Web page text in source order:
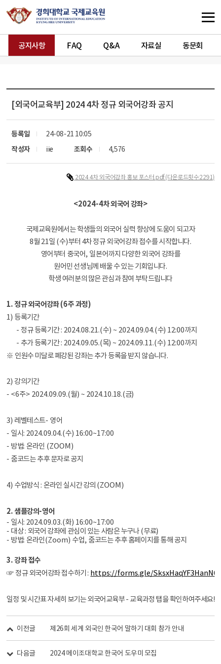
공지사항 FAQ Q&A 자료실 동문회
[외국어교육부] 2024 4차 정규 외국어강좌 공지
등록일
24-08-21 10:05
작성자
iie 조회수 4,576
2024 4차 외국어강좌 홍보 포스터.pdf(다운로드횟수:2291)
<2024-4차 외국어 강좌>
국제교육원에서는 학생들의 외국어 실력 향상에 도움이 되고자
8월21일(수)부터 4차 정규 외국어강좌 접수를 시작합니다.
영어부터 중국어, 일본어까지 다양한 외국어 강좌를
원어민 선생님께 배울 수 있는 기회입니다.
학생 여러분의 많은 관심과 참여 부탁드립니다
1.정규 외국어강좌(6주 과정)
1) 등록기간
-정규 등록기간: 2024.08.21.(수) ~ 2024.09.04.(수) 12:00까지
- 추가 등록기간: 2024.09.05.(목) ~ 2024.09.11.(수) 12:00까지
※ 인원수 미달로 폐강된 강좌는 추가 등록을 받지 않습니다.
2)강의기간
- <6주> 2024.09.09.(월) ~ 2024.10.18.(금)
3) 레벨테스트- 영어
- 일시: 2024.09.04.(수) 16:00~17:00
- 방법: 온라인 (ZOOM)
- 줌코드는 추후 문자로 공지
4) 수업방식: 온라인 실시간 강의(ZOOM)
2.샘플강의-영어
- 일시: 2024.09.03.(화) 16:00~17:00
- 대상: 외국어 강좌에 관심이 있는 사람은 누구나(무료)
- 방법: 온라인(Zoom) 수업, 줌코드는 추후 홈페이지를 통해 공지
3.강좌 접수
☞정규 외국어강좌 접수하기: https://forms.gle/
일정 및 시간표 자세히 보기는 외국어교육부 - 교육과정 탭을 확인하여주세요!
이전글 제26회 세계 외국인 한국어 말하기 대회 참가 안내
다음글 2024 메이조대학교 한국어 도우미 모집